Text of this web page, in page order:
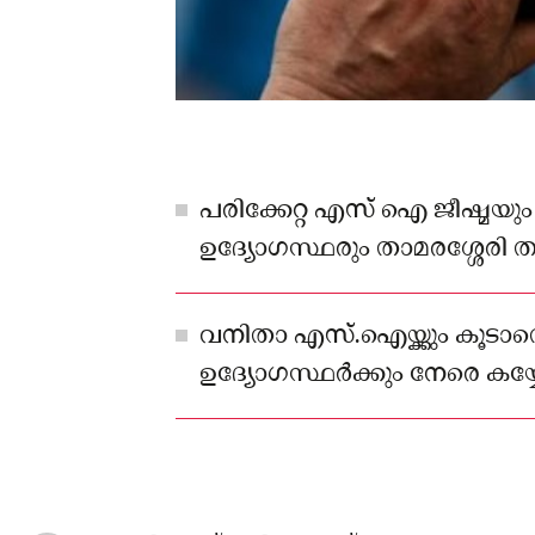
പരിക്കേറ്റ എസ് ഐ ജീഷ്മയും
ഉദ്യോഗസ്ഥരും താമരശ്ശേരി
ആശുപത്രിയിൽ ചികിത്സ
വനിതാ എസ്.ഐയ്ക്കും
ഉദ്യോഗസ്ഥർക്കും നേരെ
എസ് ഐ ജീഷ്മ, എ.എസ്. ഐ